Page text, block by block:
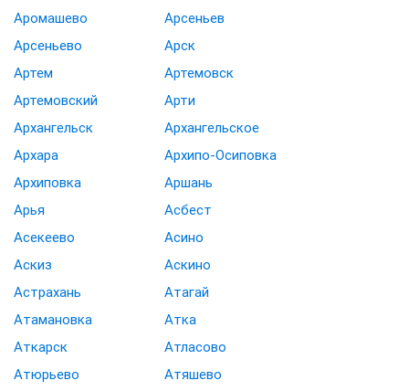
Аромашево
Арсеньев
Арсеньево
Арск
Артем
Артемовск
Артемовский
Арти
Архангельск
Архангельское
Архара
Архипо-Осиповка
Архиповка
Аршань
Арья
Асбест
Асекеево
Асино
Аскиз
Аскино
Астрахань
Атагай
Атамановка
Атка
Аткарск
Атласово
Атюрьево
Атяшево